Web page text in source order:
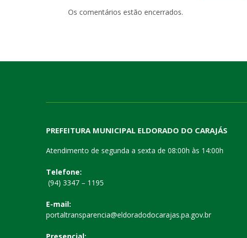
Os comentários estão encerrados.
PREFEITURA MUNICIPAL ELDORADO DO CARAJÁS
Atendimento de segunda a sexta de 08:00h às 14:00h
Telefone:
(94) 3347 – 1195
E-mail:
portaltransparencia@eldoradodocarajas.pa.gov.br